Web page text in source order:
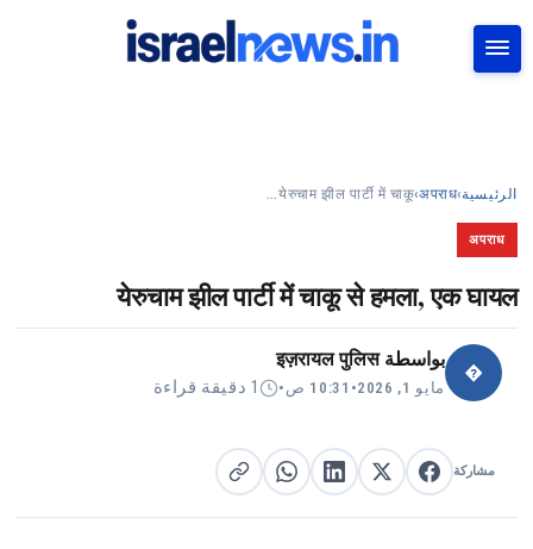
الرئيسية›
अपराध
›
येरुचाम झील पार्टी में चाकू…
अपराध
येरुचाम झील पार्टी में चाकू से हमला, एक घायल
�
بواسطةइज़रायल पुलिस
مايو 1, 2026 • 10:31 ص • 1 دقيقة قراءة
مشاركة مشاركة على فيسبوك
مشاركة على Xمشاركة على لينكد إن
مشاركة على واتساب
نسخ الرابط